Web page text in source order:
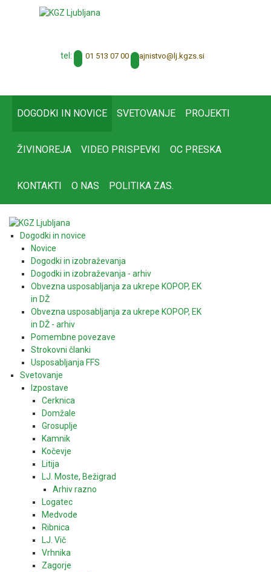
tel: 01 513 07 00 tajnistvo@lj.kgzs.si
DOGODKI IN NOVICE SVETOVANJE PROJEKTI
ŽIVINOREJA VIDEO PRISPEVKI OC PRESKA
KONTAKTI O NAS POLITIKA ZAS.
Dogodki in novice
Novice
Dogodki in izobraževanja
Dogodki in izobraževanja - arhiv
Obvezna usposabljanja za ukrepe KOPOP, EK
in DŽ
Obvezna usposabljanja za ukrepe KOPOP, EK
in DŽ - arhiv
Pomembne povezave
Strokovni članki
Usposabljanja FFS
Svetovanje
Izpostave
Cerknica
Domžale
Grosuplje
Kamnik
Kočevje
Litija
LJ. Moste, Bežigrad
Arhiv razno
Logatec
Medvode
Ribnica
LJ. Vič
Vrhnika
Zagorje